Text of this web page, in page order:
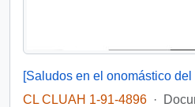
[Saludos en el onomástico del
CL CLUAH 1-91-4896 ·